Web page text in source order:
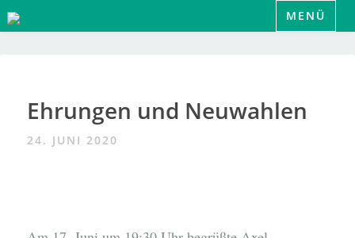
Zum
Inhalt
MENÜ
Ehrungen und Neuwahlen
24. JUNI 2020